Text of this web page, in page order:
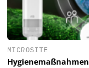
MICROSITE
Hygienemaßnahmen